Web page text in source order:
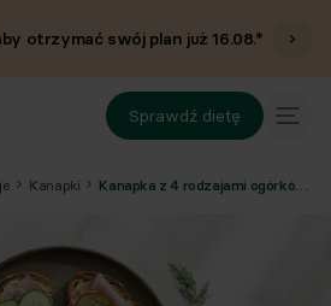
otrzymać swój plan już16.08.*
Sprawdź dietę
Kanapki